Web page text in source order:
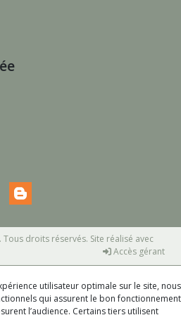
droits réservés. Site réalisé avec
Accès gérant
utilisateur optimale sur le site, nous
qui assurent le bon fonctionnement
l’audience. Certains tiers utilisent